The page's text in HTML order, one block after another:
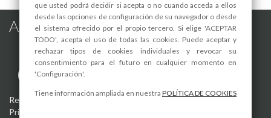
Alhama de Murcia en las Redes
Registro de actividades de tratamiento -Aviso Legal-Política de
Privacidad
que usted podrá decidir si acepta o no cuando acceda a ellos
desde las opciones de configuración de su navegador o desde
el sistema ofrecido por el propio tercero. Si elige 'ACEPTAR
TODO', acepta el uso de todas las cookies. Puede aceptar y
rechazar tipos de cookies individuales y revocar su
consentimiento para el futuro en cualquier momento en
'Configuración'.
Tiene información ampliada en nuestra POLÍTICA DE COOKIES